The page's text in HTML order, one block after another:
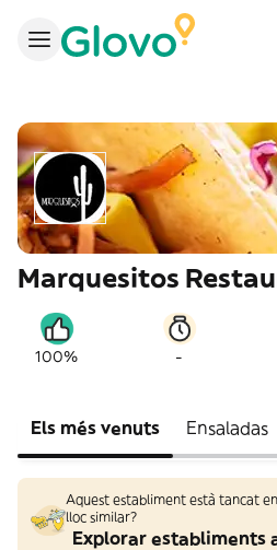
Marquesitos
100% -
Els més venuts Ensaladas
Aquest establiment està tancat
lloc similar?
Explorar establiments